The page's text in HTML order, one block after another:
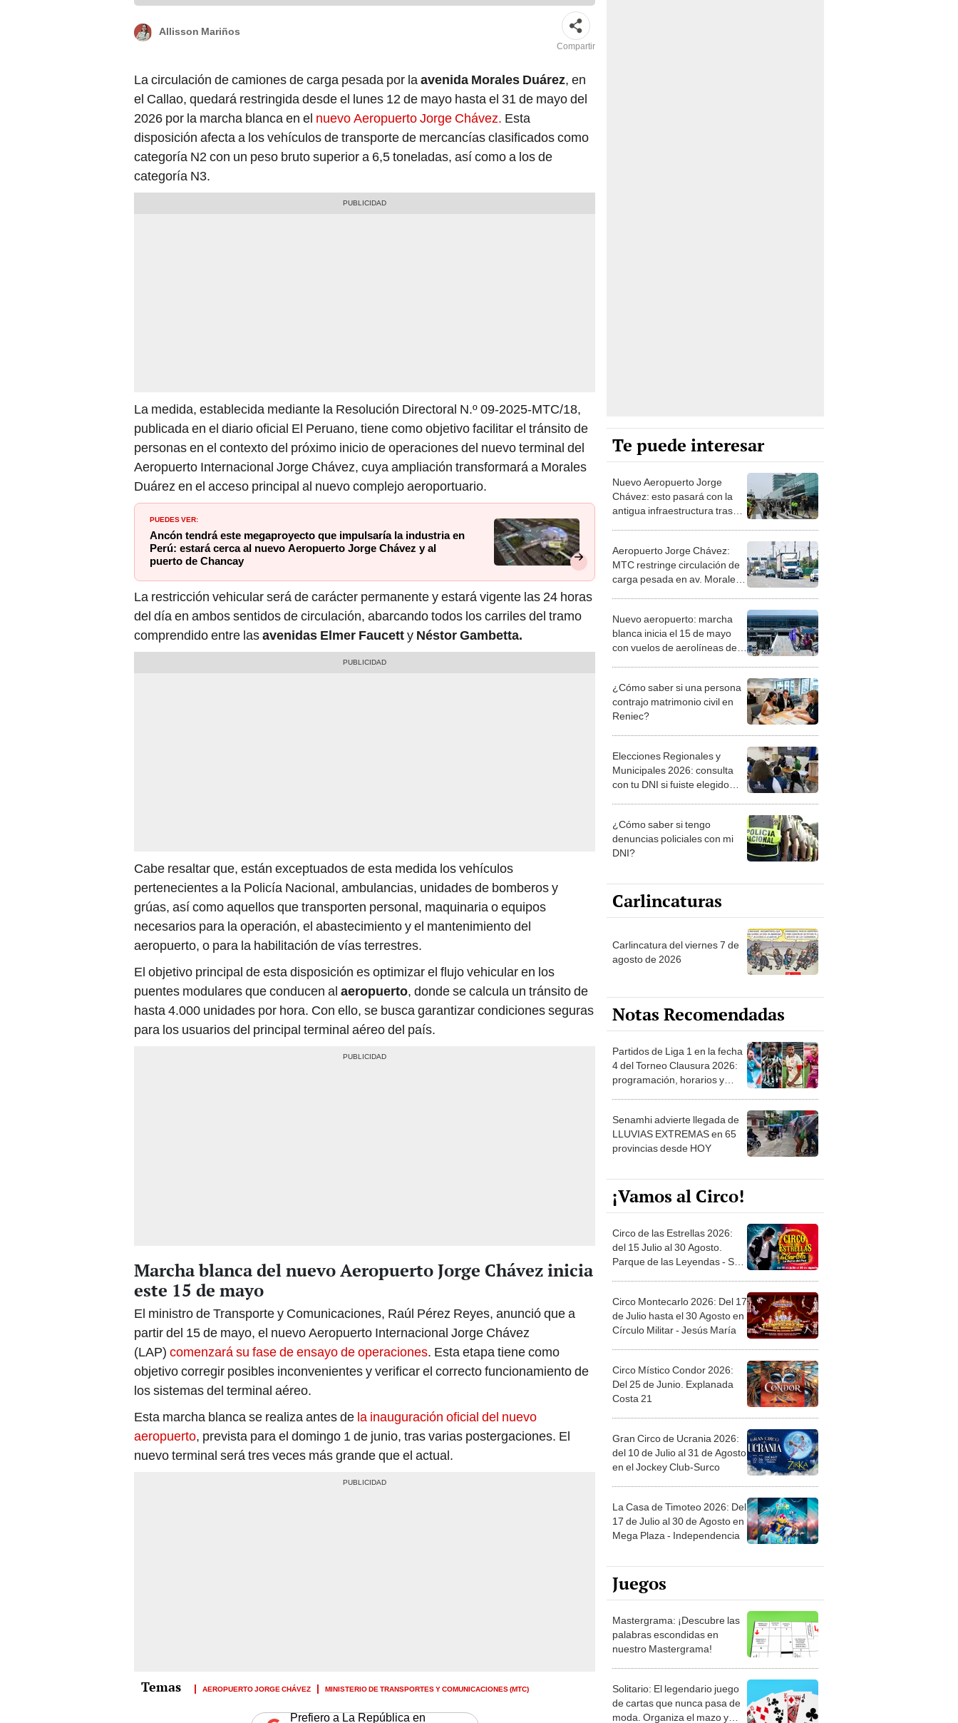
Allisson Mariños
Compartir
La circulación de camiones de carga pesada por laavenida Morales Duárez, en
el Callao, quedará restringida desde el lunes 12 de mayo hasta el 31 de mayo del
2026 por la marcha blanca en el nuevo Aeropuerto Jorge Chávez. Esta
disposición afecta a los vehículos de transporte de mercancías clasificados como
categoría N2 con un peso bruto superior a 6,5 toneladas, así como a los de
categoría N3.
La medida, establecida mediante la Resolución Directoral N.º 09-2025-MTC/18,
publicada en el diario oficial El Peruano, tiene como objetivo facilitar el tránsito de
personas en el contexto del próximo inicio de operaciones del nuevo terminal del
Aeropuerto Internacional Jorge Chávez, cuya ampliación transformará a Morales
Duárez en el acceso principal al nuevo complejo aeroportuario.
PUEDES VER:
Ancón tendrá este megaproyecto que impulsaría la industria en
Perú: estará cerca al nuevo Aeropuerto Jorge Chávez y al
puerto de Chancay
La restricción vehicular será de carácter permanente y estará vigente las 24 horas
del día en ambos sentidos de circulación, abarcando todos los carriles del tramo
comprendido entre lasavenidas Elmer Faucetty Néstor Gambetta.
Cabe resaltar que, están exceptuados de esta medida los vehículos
pertenecientes a la Policía Nacional, ambulancias, unidades de bomberos y
grúas, así como aquellos que transporten personal, maquinaria o equipos
necesarios para la operación, el abastecimiento y el mantenimiento del
aeropuerto, o para la habilitación de vías terrestres.
El objetivo principal de esta disposición es optimizar el flujo vehicular en los
puentes modulares que conducen al aeropuerto, donde se calcula un tránsito de
hasta 4.000 unidades por hora. Con ello, se busca garantizar condiciones seguras
para los usuarios del principal terminal aéreo del país.
Marcha blanca del nuevo Aeropuerto Jorge Chávez inicia
este 15 de mayo
El ministro de Transporte y Comunicaciones, Raúl Pérez Reyes, anunció que a
partir del 15 de mayo, el nuevo Aeropuerto Internacional Jorge Chávez
(LAP) comenzará su fase de ensayo de operaciones. Esta etapa tiene como
objetivo corregir posibles inconvenientes y verificar el correcto funcionamiento de
los sistemas del terminal aéreo.
Esta marcha blanca se realiza antes de la inauguración oficial del nuevo
aeropuerto, prevista para el domingo 1 de junio, tras varias postergaciones. El
nuevo terminal será tres veces más grande que el actual.
AEROPUERTO JORGE CHÁVEZ MINISTERIO DE TRANSPORTES Y COMUNICACIONES (MTC)
Prefiero a La República en
Te puede interesar
Nuevo Aeropuerto Jorge
Chávez: esto pasará con la
antigua infraestructura tras
Aeropuerto Jorge Chávez:
MTC restringe circulación de
carga pesada en av. Morales
Nuevo aeropuerto: marcha
blanca inicia el 15 de mayo
con vuelos de aerolíneas de
¿Cómo saber si una persona
contrajo matrimonio civil en
Reniec?
Elecciones Regionales y
Municipales 2026: consulta
con tu DNI si fuiste elegido
la ONPE
¿Cómo saber si tengo
denuncias policiales con mi
DNI?
Carlincaturas
Carlincatura del viernes 7 de
agosto de 2026
Notas Recomendadas
Partidos de Liga 1 en la fecha
4 del Torneo Clausura 2026:
programación, horarios y
Senamhi advierte llegada de
LLUVIAS EXTREMAS en 65
provincias desde HOY
¡Vamos al Circo!
Circo de las Estrellas 2026:
del 15 Julio al 30 Agosto.
Parque de las Leyendas - San
Circo Montecarlo 2026: Del 17
de Julio hasta el 30 Agosto en
Círculo Militar - Jesús María
Circo Místico Condor 2026:
Del 25 de Junio. Explanada
Costa 21
Gran Circo de Ucrania 2026:
del 10 de Julio al 31 de Agosto
en el Jockey Club-Surco
La Casa de Timoteo 2026: Del
17 de Julio al 30 de Agosto en
Mega Plaza - Independencia
Juegos
Mastergrama: ¡Descubre las
palabras escondidas en
nuestro Mastergrama!
Solitario: El legendario juego
de cartas que nunca pasa de
moda. Organiza el mazo y